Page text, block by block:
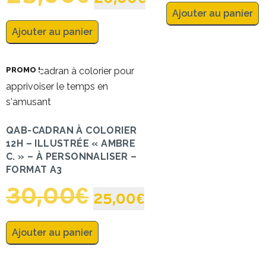
Ajouter au panier
Ajouter au panier
PROMO !
QAB-CADRAN À COLORIER
12H – ILLUSTRÉE « AMBRE
C. » – À PERSONNALISER –
FORMAT A3
30,00€ 25,00€
Ajouter au panier